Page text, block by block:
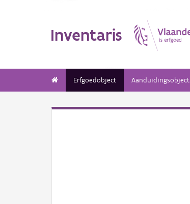
Inventaris
Erfgoedobject Aanduidingsobject